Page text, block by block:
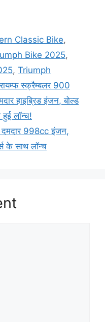
Classic Bike,
Bike 2025,
, Triumph
स्क्रैम्बलर 900
हाइब्रिड इंजन, बोल्ड
लॉन्च!
998cc इंजन,
के साथ लॉन्च